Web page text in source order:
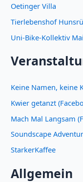
Oetinger Villa
Tierlebenshof
Uni-Bike-Kollektiv
Keine Namen, keine
Kwier getanzt
Mach Mal Langsam
Soundscape
StarkerKaffee
Allgemein